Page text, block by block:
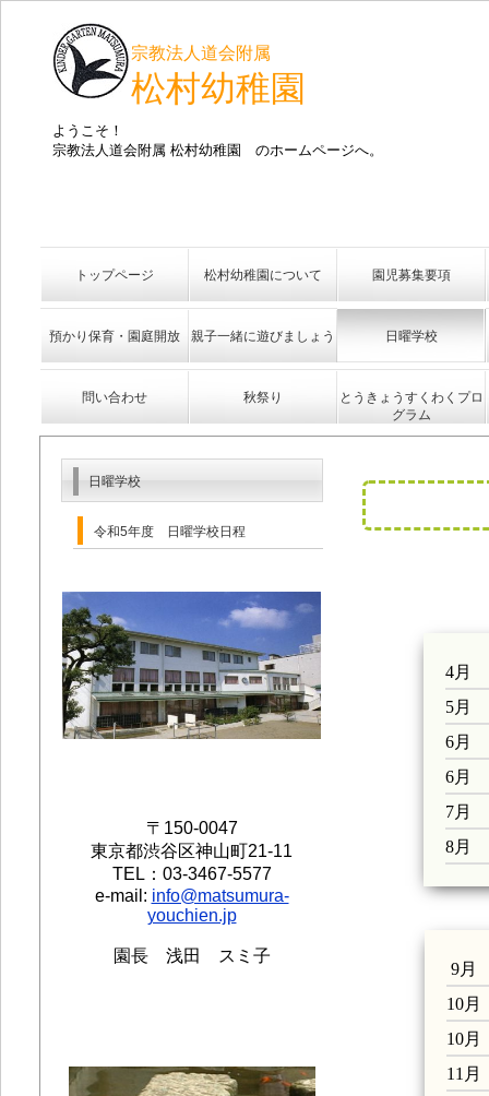
宗教法人道会附属
松村幼稚園
ようこそ！
宗教法人道会附属 松村幼稚園 のホームページへ。
トップページ 松村幼稚園について 園児募集要項
預かり保育・園庭開放 親子一緒に遊びましょう 日曜学校
問い合わせ 秋祭り
とうきょうすくわくプロ
グラム
4月
5月
6月
6月
7月
8月
9月
10
10
11月
日曜学校
令和5年度 日曜学校日程
〒150-0047
東京都渋谷区神山町21-11
TEL：03-3467-5577
e-mail: info@matsumura-
youchien.jp
園長 浅田 スミ子